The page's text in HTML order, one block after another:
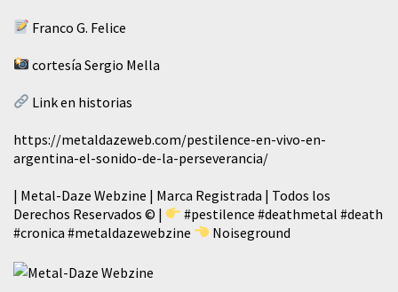
Franco G. Felice
cortesía Sergio Mella
Link en historias
https://metaldazeweb.com/pestilence-en-vivo-en-
argentina-el-sonido-de-la-perseverancia/
| Metal-Daze Webzine | Marca Registrada | Todos los
Derechos Reservados © |
#pestilence #deathmetal #death
#cronica #metaldazewebzine Noiseground